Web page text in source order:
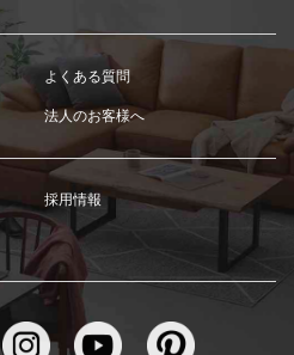
よくある質問
法人のお客様へ
採用情報